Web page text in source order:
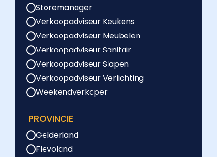
Storemanager
Verkoopadviseur Keukens
Verkoopadviseur Meubelen
Verkoopadviseur Sanitair
Verkoopadviseur Slapen
Verkoopadviseur Verlichting
Weekendverkoper
PROVINCIE
Gelderland
Flevoland